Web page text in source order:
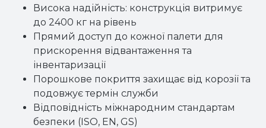
Висока надійність: конструкція витримує
до 2400 кг на рівень
Прямий доступ до кожної палети для
прискорення відвантаження та
інвентаризації
Порошкове покриття захищає від корозії та
подовжує термін служби
Відповідність міжнародним стандартам
безпеки (ISO, EN, GS)